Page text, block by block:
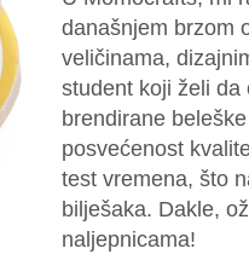
današnjem brzom
veličinama,
student koji želi da
brendirane
posvećenost
test vremena, što
bilješaka. Dakle,
naljepnicama!